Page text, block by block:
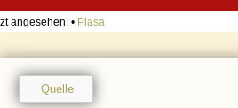
angesehen: • Piasa
Quelle